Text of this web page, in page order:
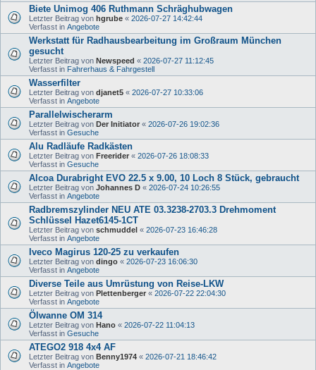
Biete Unimog 406 Ruthmann Schräghubwagen
Letzter Beitrag von hgrube « 2026-07-27 14:42:44
Verfasst in Angebote
Werkstatt für Radhausbearbeitung im Großraum München
gesucht
Letzter Beitrag von Newspeed « 2026-07-27 11:12:45
Verfasst in Fahrerhaus & Fahrgestell
Wasserfilter
Letzter Beitrag von djanet5 « 2026-07-27 10:33:06
Verfasst in Angebote
Parallelwischerarm
Letzter Beitrag von Der Initiator « 2026-07-26 19:02:36
Verfasst in Gesuche
Alu Radläufe Radkästen
Letzter Beitrag von Freerider « 2026-07-26 18:08:33
Verfasst in Gesuche
Alcoa Durabright EVO 22.5 x 9.00, 10 Loch 8 Stück, gebraucht
Letzter Beitrag von Johannes D « 2026-07-24 10:26:55
Verfasst in Angebote
Radbremszylinder NEU ATE 03.3238-2703.3 Drehmoment
Schlüssel Hazet6145-1CT
Letzter Beitrag von schmuddel « 2026-07-23 16:46:28
Verfasst in Angebote
Iveco Magirus 120-25 zu verkaufen
Letzter Beitrag von dingo « 2026-07-23 16:06:30
Verfasst in Angebote
Diverse Teile aus Umrüstung von Reise-LKW
Letzter Beitrag von Plettenberger « 2026-07-22 22:04:30
Verfasst in Angebote
Ölwanne OM 314
Letzter Beitrag von Hano « 2026-07-22 11:04:13
Verfasst in Gesuche
ATEGO2 918 4x4 AF
Letzter Beitrag von Benny1974 « 2026-07-21 18:46:42
Verfasst in Angebote